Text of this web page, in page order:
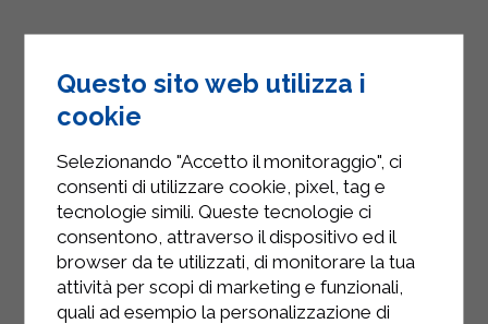
INSTAGRAM
Questo sito web utilizza i
cookie
Selezionando "Accetto il monitoraggio", ci
consenti di utilizzare cookie, pixel, tag e
tecnologie simili. Queste tecnologie ci
consentono, attraverso il dispositivo ed il
browser da te utilizzati, di monitorare la tua
attività per scopi di marketing e funzionali,
quali ad esempio la personalizzazione di